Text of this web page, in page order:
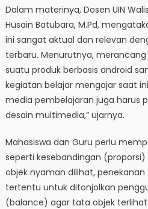
Dalam materinya, Dosen UIN
Husain Batubara, M.Pd,
ini sangat aktual dan relevan
terbaru. Menurutnya,
suatu produk berbasis android
kegiatan belajar mengajar saat
media pembelajaran juga harus
desain multimedia,” ujarnya.
Mahasiswa dan Guru perlu
seperti kesebandingan
objek nyaman dilihat,
tertentu untuk ditonjolkan
(balance) agar tata objek